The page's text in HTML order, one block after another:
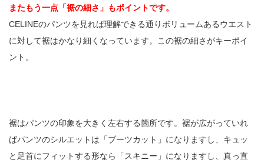
またもう一点「裾の細さ」もポイントです。
CELINEのパンツを見れば理解できる通りボリュームあるウエスト
に対して裾はかなり細くなっています。この裾の細さがキーポイ
ント。
裾はパンツの印象を大きく左右する箇所です。裾が広がっていれ
ばパンツのシルエットは「ブーツカット」になりますし、キュッ
と足首にフィットする形なら「スキニー」になりますし、真っ直